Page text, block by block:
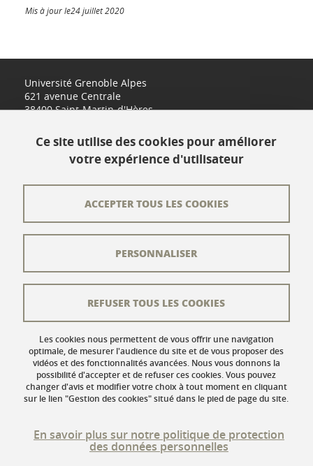
Mis à jour le24 juillet 2020
Université Grenoble Alpes
621 avenue Centrale
38400 Saint-Martin-d'Hères
L'équipe éditoriale
Crédits
Mentions légales
Données personnelles
Gestion des cookies
Accessibilité : non conforme
Ce site utilise des cookies pour améliorer
votre expérience d'utilisateur
Les cookies nous permettent de vous offrir une navigation
optimale, de mesurer l'audience du site et de vous proposer des
vidéos et des fonctionnalités avancées. Nous vous donnons la
possibilité d'accepter et de refuser ces cookies. Vous pouvez
changer d'avis et modifier votre choix à tout moment en cliquant
sur le lien "Gestion des cookies" situé dans le pied de page du site.
En savoir plus sur notre politique de protection
des données personnelles
ACCEPTER TOUS LES COOKIES
REFUSER TOUS LES COOKIES
PERSONNALISER